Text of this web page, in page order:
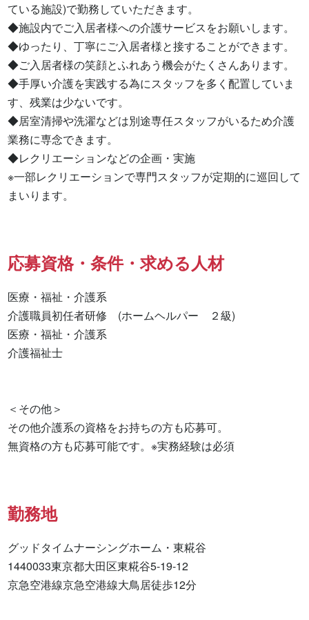
ている施設)で勤務していただきます。
◆施設内でご入居者様への介護サービスをお願いします。
◆ゆったり、丁寧にご入居者様と接することができます。
◆ご入居者様の笑顔とふれあう機会がたくさんあります。
◆手厚い介護を実践する為にスタッフを多く配置していま
す、残業は少ないです。
◆居室清掃や洗濯などは別途専任スタッフがいるため介護
業務に専念できます。
◆レクリエーションなどの企画・実施
※一部レクリエーションで専門スタッフが定期的に巡回して
まいります。
応募資格・条件・求める人材
医療・福祉・介護系
介護職員初任者研修　(ホームヘルパー　２級)
医療・福祉・介護系
介護福祉士
＜その他＞
その他介護系の資格をお持ちの方も応募可。
無資格の方も応募可能です。※実務経験は必須
勤務地
グッドタイムナーシングホーム・東糀谷
1440033東京都大田区東糀谷5-19-12
京急空港線京急空港線大鳥居徒歩12分